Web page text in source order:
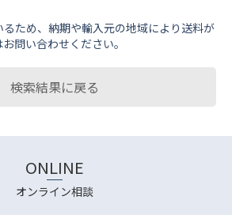
ため、納期や輸⼊元の地域により送料が
問い合わせください。
検索結果に戻る
ONLINE
オンライン相談